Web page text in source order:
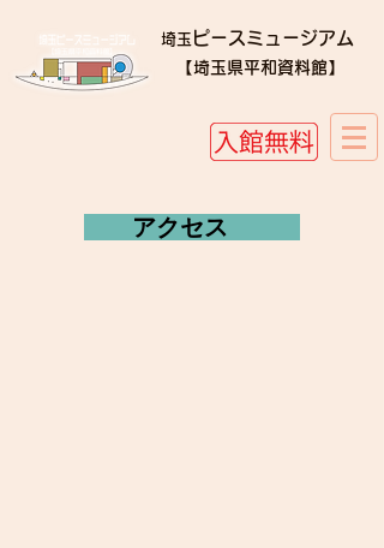
埼玉 ピースミュージアム
​​【埼玉県平和資料館】
​ アクセス